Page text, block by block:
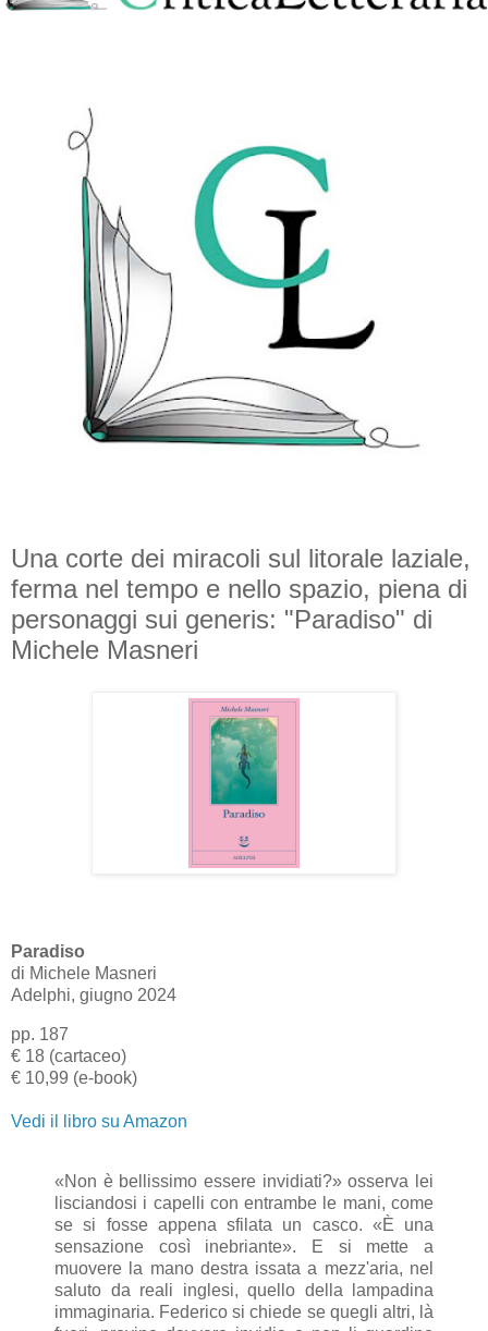
Una corte dei miracoli sul litorale laziale,
ferma nel tempo e nello spazio, piena di
personaggi sui generis: "Paradiso" di
Michele Masneri
Paradiso
di Michele Masneri
Adelphi, giugno 2024
pp. 187
€ 18 (cartaceo)
€ 10,99 (e-book)
Vedi il libro su Amazon
«Non è bellissimo essere invidiati?» osserva lei
lisciandosi i capelli con entrambe le mani, come
se si fosse appena sfilata un casco. «È una
sensazione così inebriante». E si mette a
muovere la mano destra issata a mezz'aria, nel
saluto da reali inglesi, quello della lampadina
immaginaria. Federico si chiede se quegli altri, là